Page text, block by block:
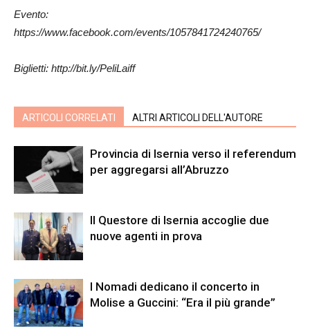
Evento:
https://www.facebook.com/events/1057841724240765/
Biglietti: http://bit.ly/PeliLaiff
ARTICOLI CORRELATI ALTRI ARTICOLI DELL'AUTORE
Provincia di Isernia verso il referendum
per aggregarsi all’Abruzzo
Il Questore di Isernia accoglie due
nuove agenti in prova
I Nomadi dedicano il concerto in
Molise a Guccini: “Era il più grande”